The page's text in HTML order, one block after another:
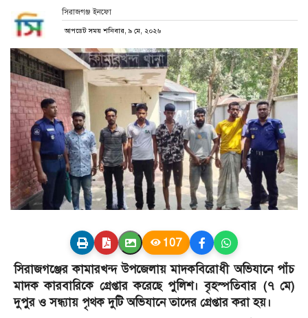
সিরাজগঞ্জ ইনফো
আপডেট সময় শনিবার, ৯ মে, ২০২৬
107
সিরাজগঞ্জের কামারখন্দ উপজেলায় মাদকবিরোধী অভিযানে পাঁচ
মাদক কারবারিকে গ্রেপ্তার করেছে পুলিশ। বৃহস্পতিবার (৭ মে)
দুপুর ও সন্ধ্যায় পৃথক দুটি অভিযানে তাদের গ্রেপ্তার করা হয়।